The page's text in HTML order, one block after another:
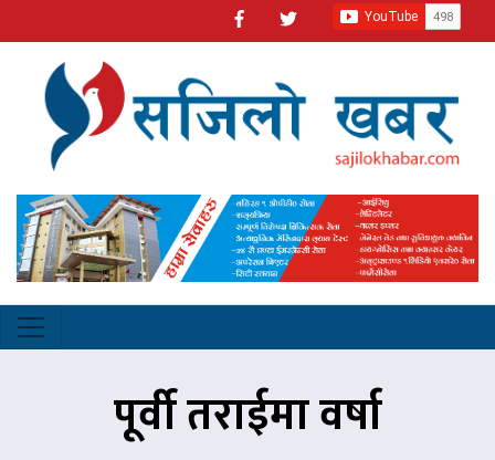
पूर्वी तराईमा वर्षा